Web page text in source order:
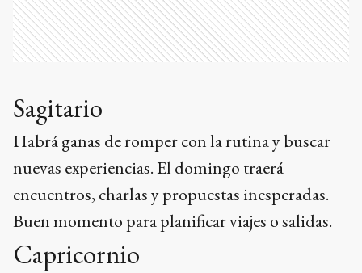
Sagitario
Habrá ganas de romper con la rutina y buscar
nuevas experiencias. El domingo traerá
encuentros, charlas y propuestas inesperadas.
Buen momento para planificar viajes o salidas.
Capricornio